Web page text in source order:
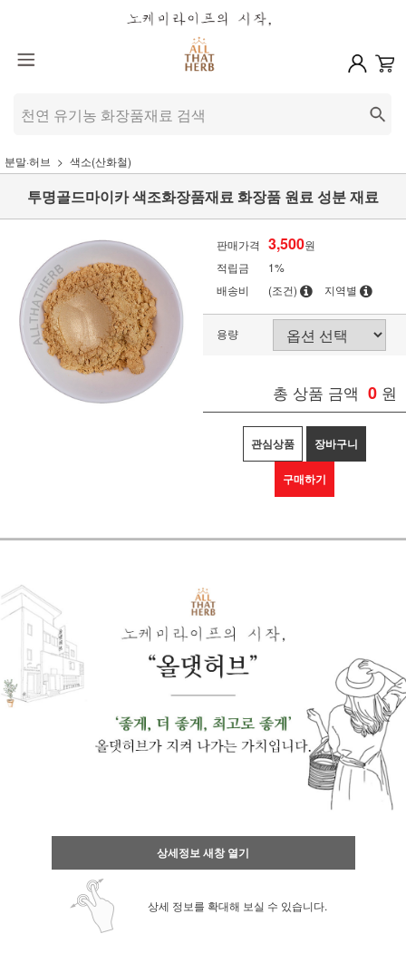
분말·허브 색소(산화철)
투명골드마이카 색조화장품재료 화장품 원료 성분 재료
판매가격 3,500원
적립금
1%
배송비
(조건) 지역별
용량
총 상품 금액 0 원
관심상품 장바구니
구매하기
상세정보 새창 열기
상세 정보를 확대해 보실 수 있습니다.